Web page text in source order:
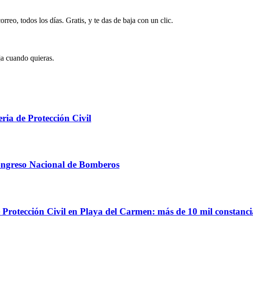
todos los días. Gratis, y te das de baja con un clic.
cuando quieras.
de Protección Civil
Nacional de Bomberos
Civil en Playa del Carmen: más de 10 mil